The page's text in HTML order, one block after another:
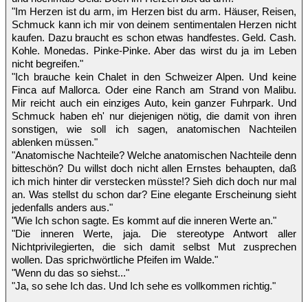
"Im Herzen ist du arm, im Herzen bist du arm. Häuser, Reisen,
Schmuck kann ich mir von deinem sentimentalen Herzen nicht
kaufen. Dazu braucht es schon etwas handfestes. Geld. Cash.
Kohle. Monedas. Pinke-Pinke. Aber das wirst du ja im Leben
nicht begreifen."
"Ich brauche kein Chalet in den Schweizer Alpen. Und keine
Finca auf Mallorca. Oder eine Ranch am Strand von Malibu.
Mir reicht auch ein einziges Auto, kein ganzer Fuhrpark. Und
Schmuck haben eh' nur diejenigen nötig, die damit von ihren
sonstigen, wie soll ich sagen, anatomischen Nachteilen
ablenken müssen."
"Anatomische Nachteile? Welche anatomischen Nachteile denn
bitteschön? Du willst doch nicht allen Ernstes behaupten, daß
ich mich hinter dir verstecken müsste!? Sieh dich doch nur mal
an. Was stellst du schon dar? Eine elegante Erscheinung sieht
jedenfalls anders aus."
"Wie Ich schon sagte. Es kommt auf die inneren Werte an."
"Die inneren Werte, jaja. Die stereotype Antwort aller
Nichtprivilegierten, die sich damit selbst Mut zusprechen
wollen. Das sprichwörtliche Pfeifen im Walde."
"Wenn du das so siehst..."
"Ja, so sehe Ich das. Und Ich sehe es vollkommen richtig."